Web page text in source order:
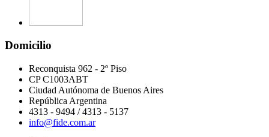
Domicilio
Reconquista 962 - 2º Piso
CP C1003ABT
Ciudad Autónoma de Buenos Aires
República Argentina
4313 - 9494 / 4313 - 5137
info@fide.com.ar